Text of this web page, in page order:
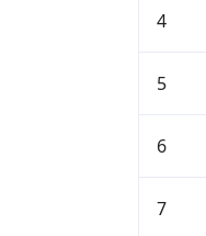
4
5
6
7